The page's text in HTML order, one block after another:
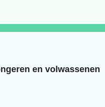
en volwassenen